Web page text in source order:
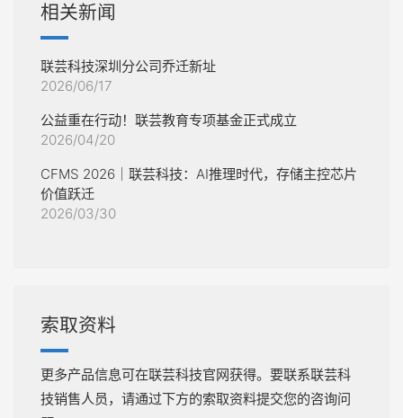
相关新闻
联芸科技深圳分公司乔迁新址
2026/06/17
公益重在行动！联芸教育专项基金正式成立
2026/04/20
CFMS 2026｜联芸科技：AI推理时代，存储主控芯片
价值跃迁
2026/03/30
索取资料
更多产品信息可在联芸科技官网获得。要联系联芸科
技销售人员，请通过下方的索取资料提交您的咨询问